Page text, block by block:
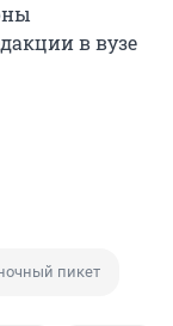
в вузе
пикет